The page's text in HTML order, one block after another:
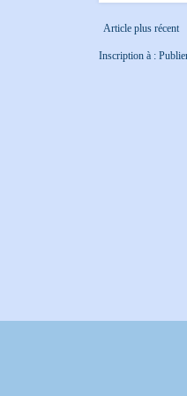
Article plus récent
Inscription à :